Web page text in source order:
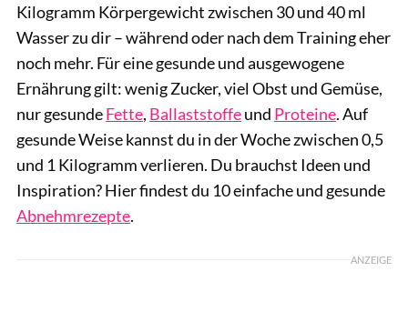
Kilogramm Körpergewicht zwischen 30 und 40 ml
Wasser zu dir – während oder nach dem Training eher
noch mehr. Für eine gesunde und ausgewogene
Ernährung gilt: wenig Zucker, viel Obst und Gemüse,
nur gesundeFette, Ballaststoffeund Proteine. Auf
gesunde Weise kannst du in der Woche zwischen 0,5
und 1 Kilogramm verlieren. Du brauchst Ideen und
Inspiration? Hier findest du 10 einfache und gesunde
Abnehmrezepte.
ANZEIGE